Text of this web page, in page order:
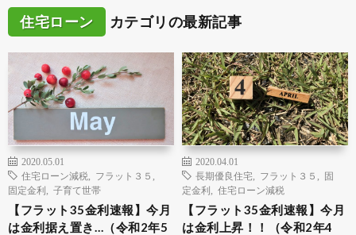
住宅ローン カテゴリの最新記事
2020.05.01
住宅ローン減税
フラット３５
固定金利
子育て世帯
【フラット35金利速報】今月
は金利据え置き…（令和2年5
2020.04.01
長期優良住宅
フラット３５
固
定金利
住宅ローン減税
【フラット35金利速報】今月
は金利上昇！！（令和2年4